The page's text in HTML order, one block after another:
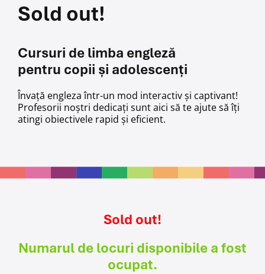
Sold out!
Cursuri de limba engleză
pentru copii și adolescenți
Învață engleza într-un mod interactiv și captivant!
Profesorii noștri dedicați sunt aici să te ajute să îți
atingi obiectivele rapid și eficient.
Sold out!
Numarul de locuri disponibile a fost
ocupat.